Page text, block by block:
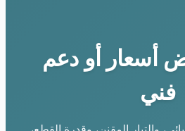
أسعار أو دعم
فني